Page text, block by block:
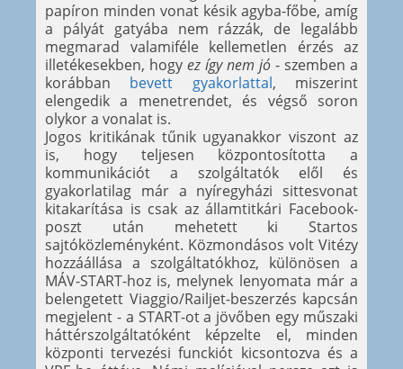
papíron minden vonat késik agyba-főbe, amíg
a pályát gatyába nem rázzák, de legalább
megmarad valamiféle kellemetlen érzés az
illetékesekben, hogy ez így nem jó - szemben a
korábban bevett gyakorlattal, miszerint
elengedik a menetrendet, és végső soron
olykor a vonalat is.
Jogos kritikának tűnik ugyanakkor viszont az
is, hogy teljesen központosította a
kommunikációt a szolgáltatók elől és
gyakorlatilag már a nyíregyházi sittesvonat
kitakarítása is csak az államtitkári Facebook-
poszt után mehetett ki Startos
sajtóközleményként. Közmondásos volt Vitézy
hozzáállása a szolgáltatókhoz, különösen a
MÁV-START-hoz is, melynek lenyomata már a
belengetett Viaggio/Railjet-beszerzés kapcsán
megjelent - a START-ot a jövőben egy műszaki
háttérszolgáltatóként képzelte el, minden
központi tervezési funckiót kicsontozva és a